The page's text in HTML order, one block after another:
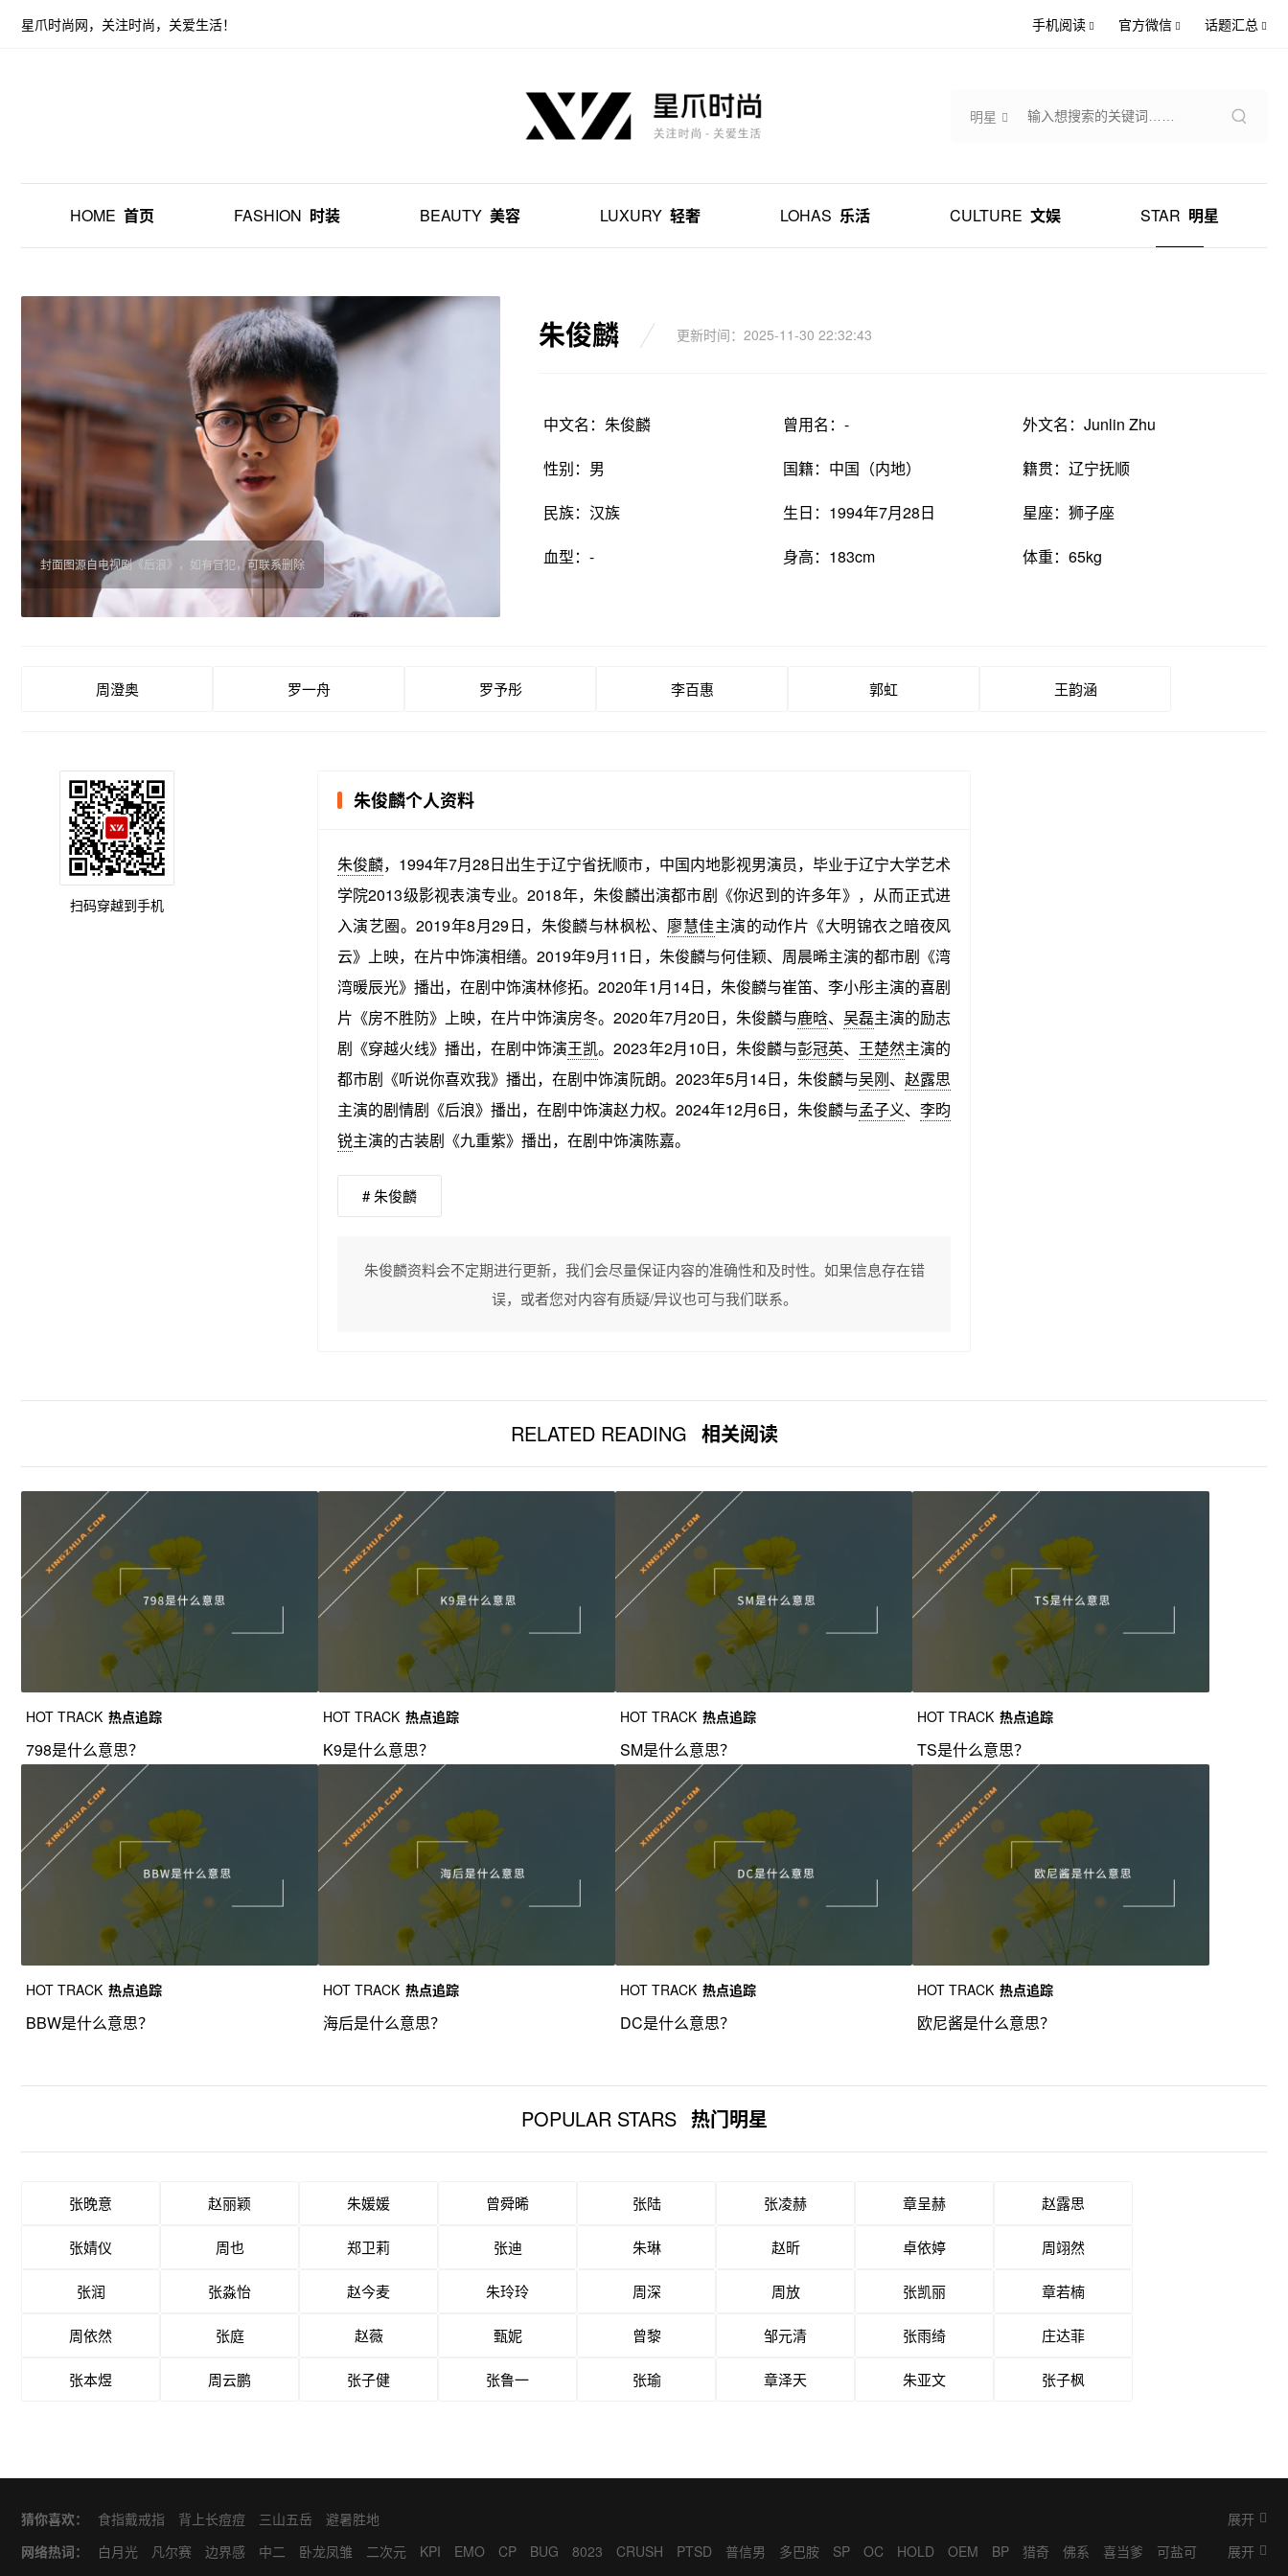
星爪时尚网，关注时尚，关爱生活！ 手机阅读 官方微信 话题汇总
明星
HOME 首页 FASHION 时装 BEAUTY 美容 LUXURY 轻奢 LOHAS 乐活 CULTURE 文娱 STAR 明星
封面图源自电视剧《后浪》，如有冒犯，可联系删除
朱俊麟 更新时间：2025-11-30 22:32:43
中文名：朱俊麟 曾用名：-
外文名：Junlin Zhu
性别：男
国籍：中国（内地）
籍贯：辽宁抚顺
民族：汉族
生日：1994年7月28日
星座：狮子座
血型：-
身高：183cm 体重：65kg
周澄奥 罗一舟 罗予彤 李百惠 郭虹 王韵涵
朱俊麟个人资料
朱俊麟，1994年7月28日出生于辽宁省抚顺市，中国内地影视男演员，毕业于辽宁大学艺术
学院2013级影视表演专业。2018年，朱俊麟出演都市剧《你迟到的许多年》，从而正式进
入演艺圈。2019年8月29日，朱俊麟与林枫松、 廖慧佳主演的动作片《大明锦衣之暗夜风
云》上映，在片中饰演相缮。2019年9月11日，朱俊麟与何佳颖、周晨晞主演的都市剧《湾
湾暖辰光》播出，在剧中饰演林修拓。2020年1月14日，朱俊麟与崔笛、李小彤主演的喜剧
片《房不胜防》上映，在片中饰演房冬。2020年7月20日，朱俊麟与鹿晗、 吴磊主演的励志
剧《穿越火线》播出，在剧中饰演王凯。2023年2月10日，朱俊麟与彭冠英、 王楚然主演的
都市剧《听说你喜欢我》播出，在剧中饰演阮朗。2023年5月14日，朱俊麟与吴刚、 赵露思
主演的剧情剧《后浪》播出，在剧中饰演赵力权。2024年12月6日，朱俊麟与孟子义、 李昀
锐主演的古装剧《九重紫》播出，在剧中饰演陈嘉。
# 朱俊麟
朱俊麟资料会不定期进行更新，我们会尽量保证内容的准确性和及时性。如果信息存在错
误，或者您对内容有质疑/异议也可与我们联系。
扫码穿越到手机
RELATED READING 相关阅读
HOT TRACK 热点追踪
798是什么意思？
HOT TRACK 热点追踪
K9是什么意思？
HOT TRACK 热点追踪
SM是什么意思？
HOT TRACK 热点追踪
TS是什么意思？
HOT TRACK 热点追踪
BBW是什么意思？
HOT TRACK 热点追踪
海后是什么意思？
HOT TRACK 热点追踪
DC是什么意思？
HOT TRACK 热点追踪
欧尼酱是什么意思？
POPULAR STARS 热门明星
张晚意 赵丽颖 朱媛媛 曾舜晞 张陆 张凌赫 章呈赫 赵露思
张婧仪 周也 郑卫莉 张迪 朱琳 赵昕 卓依婷 周翊然
张润 张淼怡 赵今麦 朱玲玲 周深 周放 张凯丽 章若楠
周依然 张庭 赵薇 甄妮 曾黎 邹元清 张雨绮 庄达菲
张本煜 周云鹏 张子健 张鲁一 张瑜 章泽天 朱亚文 张子枫
猜你喜欢： 食指戴戒指 背上长痘痘 三山五岳 避暑胜地
展开
网络热词：
白月光 凡尔赛 边界感 中二 卧龙凤雏 二次元 KPI EMO CP BUG 8023 CRUSH PTSD 普信男 多巴胺 SP OC HOLD OEM BP 猎奇 佛系 喜当爹
可盐可
展开